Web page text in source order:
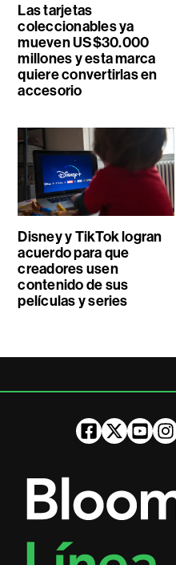
Las tarjetas
coleccionables ya
mueven US$30.000
millones y esta marca
quiere convertirlas en
accesorio
Disney y TikTok logran
acuerdo para que
creadores usen
contenido de sus
películas y series